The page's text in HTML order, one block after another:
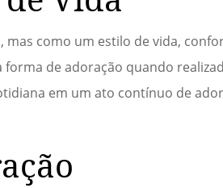
como um estilo de vida,
de adoração quando
em um ato contínuo de